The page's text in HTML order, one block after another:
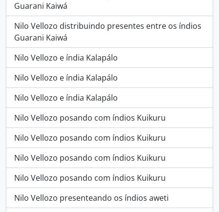
Guarani Kaiwá
Nilo Vellozo distribuindo presentes entre os índios
Guarani Kaiwá
Nilo Vellozo e índia Kalapálo
Nilo Vellozo e índia Kalapálo
Nilo Vellozo e índia Kalapálo
Nilo Vellozo posando com índios Kuikuru
Nilo Vellozo posando com índios Kuikuru
Nilo Vellozo posando com índios Kuikuru
Nilo Vellozo posando com índios Kuikuru
Nilo Vellozo presenteando os índios aweti